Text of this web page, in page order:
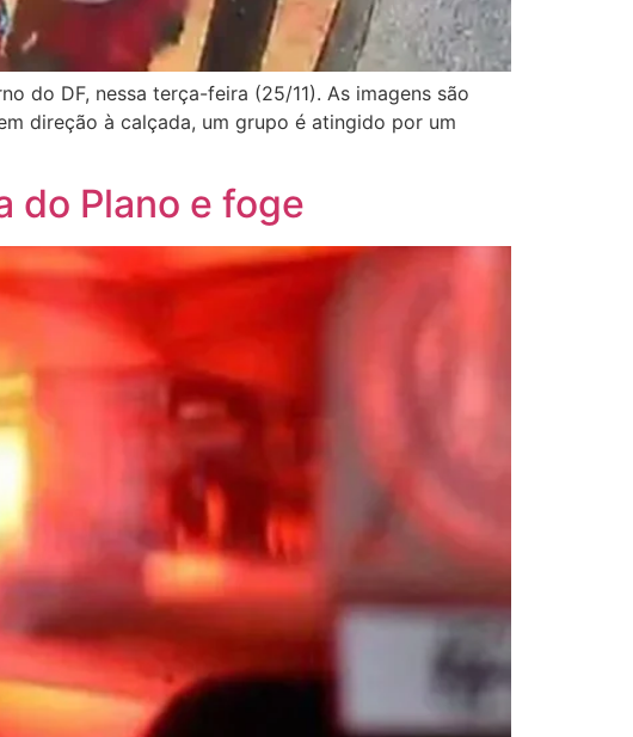
do DF, nessa terça-feira (25/11). As imagens são
direção à calçada, um grupo é atingido por um
do Plano e foge